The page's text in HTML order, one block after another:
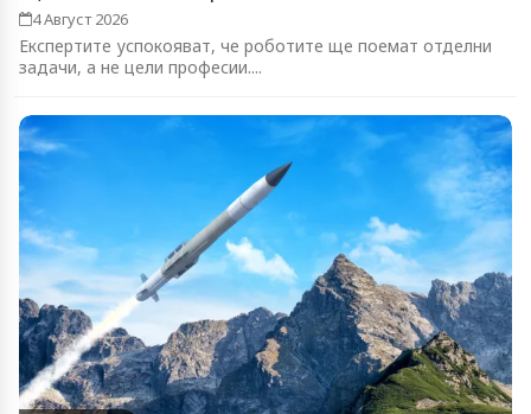
4 Август 2026
Експертите успокояват, че роботите ще поемат отделни
задачи, а не цели професии....